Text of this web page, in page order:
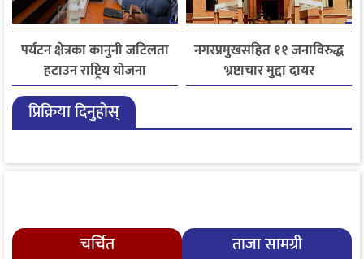
पर्यटन क्षेत्रका कानुनी जटिलता
हटाउन राष्ट्रिय योजना
आयोगसमक्ष होटल संघ
बागमतीका पाँचबुँदे माग
नगरप्रमुखसहित ११ जनाविरुद्ध
भ्रष्टाचार मुद्दा दायर
प्रिक्रिया दिनुहोस्
चर्चित ताजा सामग्री